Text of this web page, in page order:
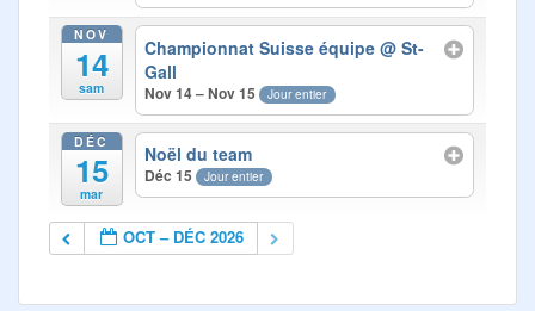
NOV
14
sam
Championnat Suisse équipe@ St-
Gall
Nov 14 – Nov 15 Jour entier
DÉC
15
mar
Noël du team
Déc 15 Jour entier
OCT – DÉC 2026